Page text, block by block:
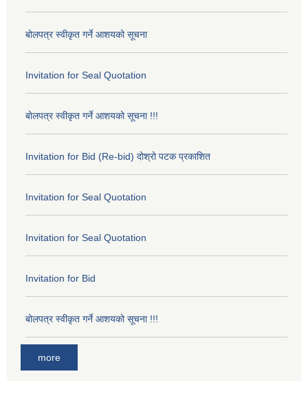
बोलपत्र स्वीकृत गर्ने आशयको सूचना
Invitation for Seal Quotation
बोलपत्र स्वीकृत गर्ने आशयको सूचना !!!
Invitation for Bid (Re-bid) दोश्रो पटक प्रकाशित
Invitation for Seal Quotation
Invitation for Seal Quotation
Invitation for Bid
बोलपत्र स्वीकृत गर्ने आशयको सूचना !!!
more